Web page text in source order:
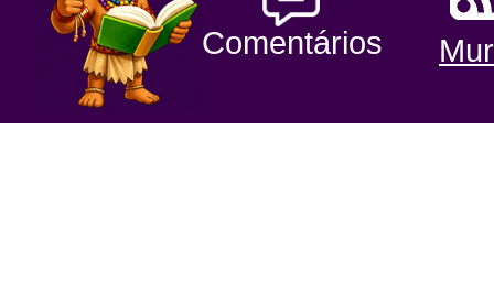
Comentários